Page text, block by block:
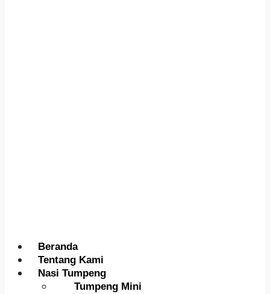
Menu
Beranda
Tentang Kami
Nasi Tumpeng
Tumpeng Mini